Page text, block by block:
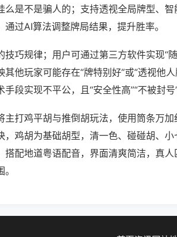
么是不是骗人的；支持透视全局牌型、
通过AI算法调整牌局结果，提升胜率。
技巧规律；用户可通过第三方软件实现“随
其他玩家可能存在“牌特别好”或“透视他
段实现不平公，且“安全性高”“不被封号”
主打鸡平胡与推倒胡玩法，使用筒条万
，鸡胡为基础胡型，清一色、碰碰胡、
搭配地道粤语配音，界面清爽简洁，真